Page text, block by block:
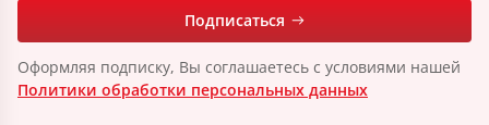
Подписаться
Оформляя подписку, Вы соглашаетесь с условиями нашей
Политики обработки персональных данных